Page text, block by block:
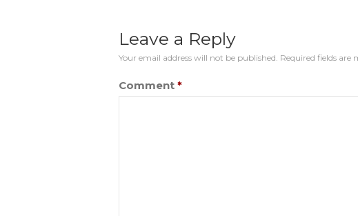
Leave a Reply
Your email address will not be published. Required fields are
Comment *